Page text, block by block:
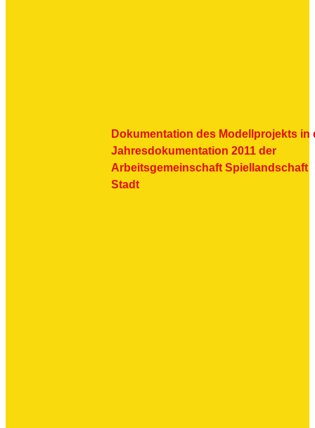
Dokumentation des Modellprojekts in
Jahresdokumentation 2011 der
Arbeitsgemeinschaft Spiellandschaft
Stadt